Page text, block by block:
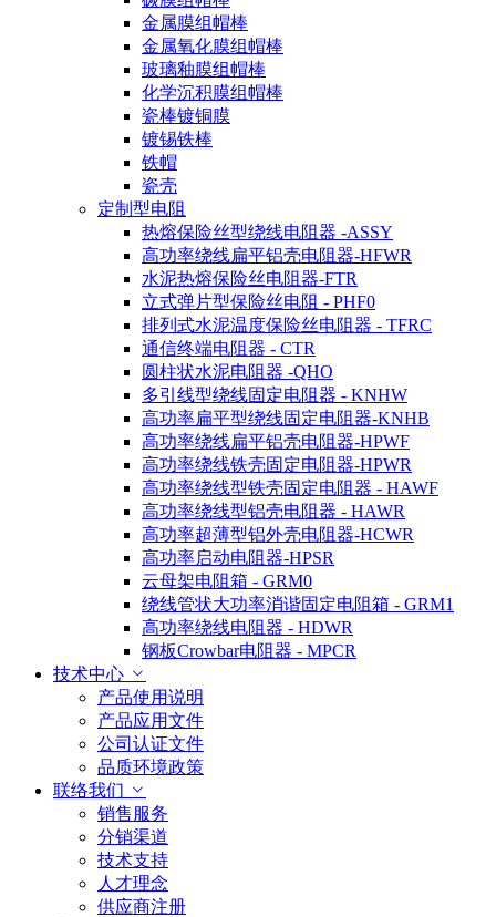
金属膜组帽棒
金属氧化膜组帽棒
玻璃釉膜组帽棒
化学沉积膜组帽棒
瓷棒镀铜膜
镀锡铁棒
铁帽
瓷壳
定制型电阻
热熔保险丝型绕线电阻器 -ASSY
高功率绕线扁平铝壳电阻器-HFWR
水泥热熔保险丝电阻器-FTR
立式弹片型保险丝电阻 - PHF0
排列式水泥温度保险丝电阻器 - TFRC
通信终端电阻器 - CTR
圆柱状水泥电阻器 -QHO
多引线型绕线固定电阻器 - KNHW
高功率扁平型绕线固定电阻器-KNHB
高功率绕线扁平铝壳电阻器-HPWF
高功率绕线铁壳固定电阻器-HPWR
高功率绕线型铁壳固定电阻器 - HAWF
高功率绕线型铝壳电阻器 - HAWR
高功率超薄型铝外壳电阻器-HCWR
高功率启动电阻器-HPSR
云母架电阻箱 - GRM0
绕线管状大功率消谐固定电阻箱 - GRM1
高功率绕线电阻器 - HDWR
钢板Crowbar电阻器 - MPCR
技术中心
产品使用说明
产品应用文件
公司认证文件
品质环境政策
联络我们
销售服务
分销渠道
技术支持
人才理念
供应商注册